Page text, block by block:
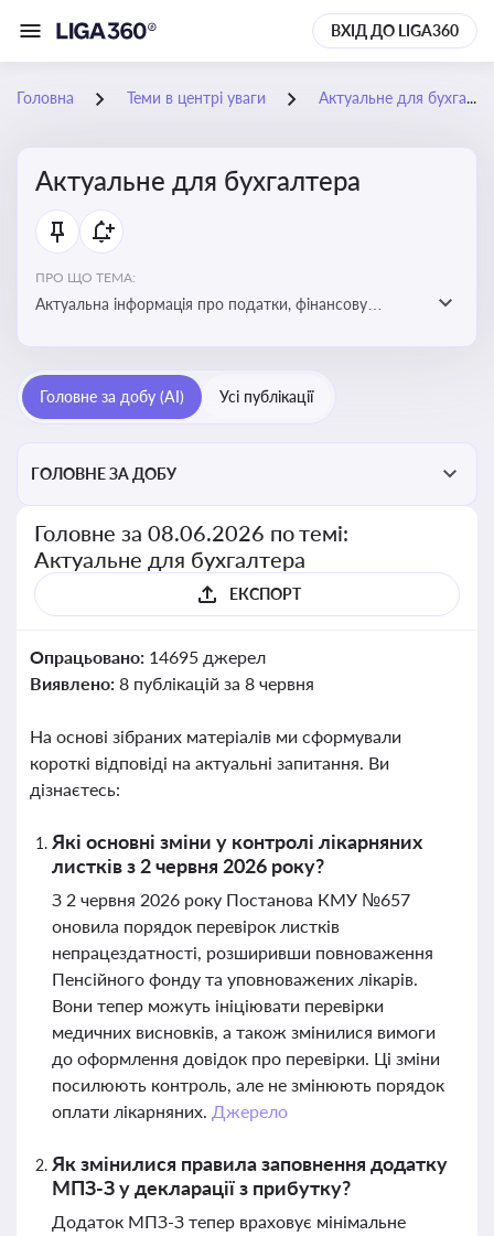
ВХІД ДО LIGA360
Головна Теми в центрі уваги Актуальне для бухгалтера
Актуальне для бухгалтера
ПРО ЩО ТЕМА:
Актуальна інформація про податки, фінансову
підприємств
Головне за добу (AI) Усі публікації
ГОЛОВНЕ ЗА ДОБУ
Головне за 08.06.2026 по темі:
Актуальне для бухгалтера
ЕКСПОРТ
Опрацьовано: 14695 джерел
Виявлено: 8 публікацій за 8 червня
На основі зібраних матеріалів ми сформували
короткі відповіді на актуальні запитання. Ви
дізнаєтесь:
Які основні зміни у контролі лікарняних
листків з 2 червня 2026 року?
З 2 червня 2026 року Постанова КМУ №657
оновила порядок перевірок листків
непрацездатності, розширивши повноваження
Пенсійного фонду та уповноважених лікарів.
Вони тепер можуть ініціювати перевірки
медичних висновків, а також змінилися вимоги
до оформлення довідок про перевірки. Ці зміни
посилюють контроль, але не змінюють порядок
оплати лікарняних. Джерело
Як змінилися правила заповнення додатку
МПЗ-З у декларації з прибутку?
Додаток МПЗ-З тепер враховує мінімальне